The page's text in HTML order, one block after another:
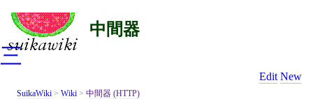
中間器
Edit New
SuikaWiki > Wiki > 中間器 (HTTP)
三